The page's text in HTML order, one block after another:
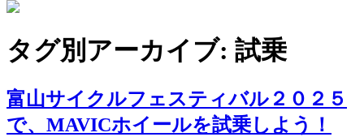
タグ別アーカイブ: 試乗
富山サイクルフェスティバル２０２５
で、MAVICホイールを試乗しよう！